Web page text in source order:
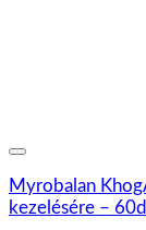
Myrobalan
kezelésére –